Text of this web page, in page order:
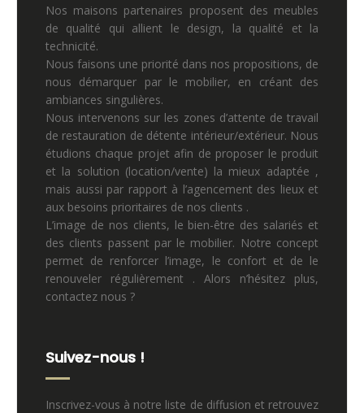
Nos maisons partenaires proposent des meubles
de qualité qui allient le design, la qualité et la
technicité.
Nous faisons une priorité dans nos propositions, de
nous démarquer par le mobilier, en créant des
ambiances singulières.
Nous intervenons sur les zones d’attente de travail
de restauration de détente intérieur/extérieur. Nous
étudions chaque projet afin de proposer le produit
et la solution (location/vente) la mieux adaptée ,
mais aussi par rapport à l’agencement des lieux et
aux besoins prioritaires de nos clients .
L’image de nos clients, le bien-être des salariés et
des clients passent par le mobilier. Notre concept
permet de renforcer l’image, le confort et de le
renouveler régulièrement . Alors n’hésitez plus,
contactez nous ?
Suivez-nous !
Inscrivez-vous à notre liste de diffusion et retrouvez